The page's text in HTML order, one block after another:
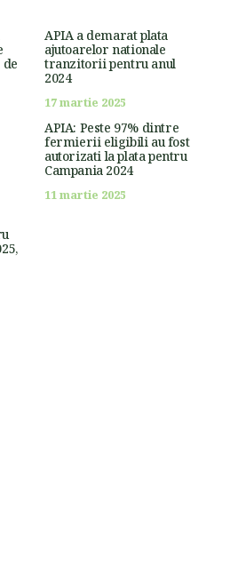
APIA a demarat plata
ajutoarelor nationale
tranzitorii pentru anul
2024
17 martie 2025
APIA: Peste 97% dintre
fermierii eligibili au fost
autorizati la plata pentru
Campania 2024
11 martie 2025